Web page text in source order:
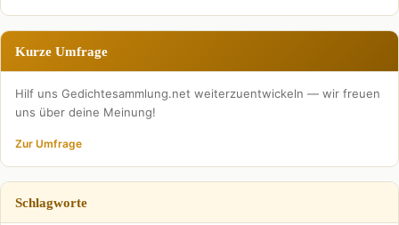
Kurze Umfrage
Hilf uns Gedichtesammlung.net weiterzuentwickeln — wir freuen
uns über deine Meinung!
Zur Umfrage
Schlagworte